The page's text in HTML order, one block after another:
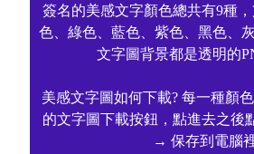
簽名的美感文字顏色總共有9種
色、綠色、藍色、紫色、黑色、
文字圖背景都是透明的
美感文字圖如何下載? 每一種顏
的文字圖下載按鈕，點進去之
→ 保存到電腦